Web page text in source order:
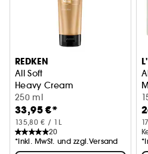
REDKEN
All Soft
Heavy Cream
250 ml
33,95 €*
135,80 € / 1L
20
*Inkl. MwSt. und zzgl.Versand